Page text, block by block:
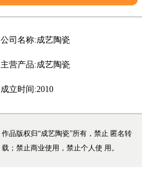
公司名称:成艺陶瓷
主营产品:成艺陶瓷
成立时间:2010
作品版权归“成艺陶瓷”所有，禁止 匿名转
载；禁止商业使用，禁止个人使 用。